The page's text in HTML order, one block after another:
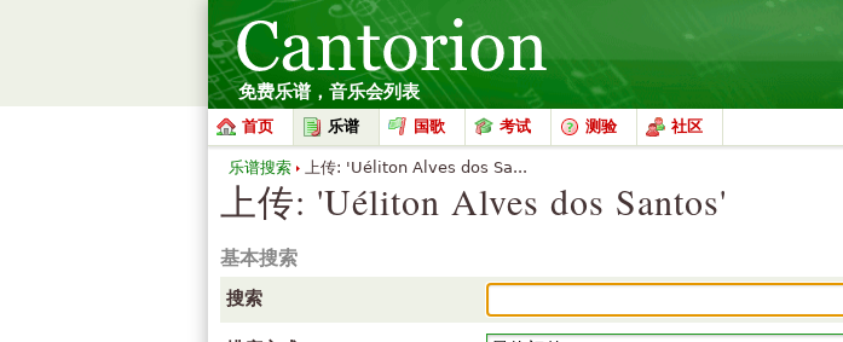
免费乐谱，音乐会列表
首页
乐谱 国歌 考试 测验 社区
上传: 'Uéliton Alves dos Santos'
基本搜索
搜索
乐谱搜索 上传: 'Uéliton Alves dos Sa...